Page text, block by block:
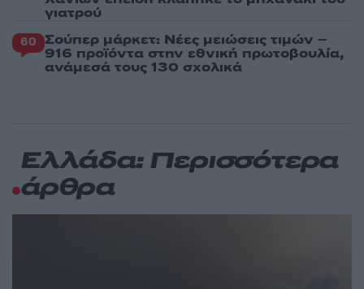
γιατρού
60 Σούπερ μάρκετ: Νέες μειώσεις τιμών –
916 προϊόντα στην εθνική πρωτοβουλία,
ανάμεσά τους 130 σχολικά
Ελλάδα: Περισσότερα
άρθρα